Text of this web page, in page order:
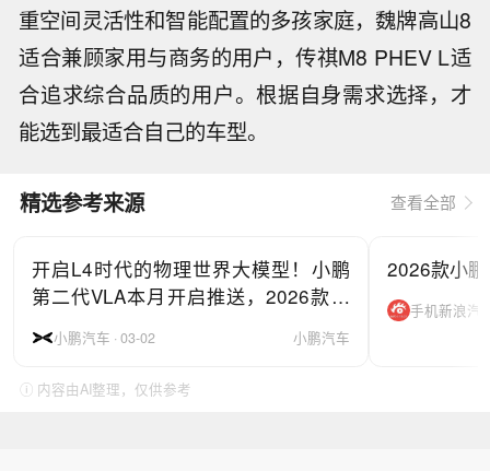
重空间灵活性和智能配置的多孩家庭，魏牌高山8
适合兼顾家用与商务的用户，传祺M8 PHEV L适
合追求综合品质的用户。根据自身需求选择，才
能选到最适合自己的车型。
精选参考来源 查看全部
开启L4时代的物理世界大模型！小鹏
第二代VLA本月开启推送，2026款小
小鹏汽车 · 03-02 小鹏汽车
2026款小
手机新浪汽
ⓘ 内容由AI整理，仅供参考